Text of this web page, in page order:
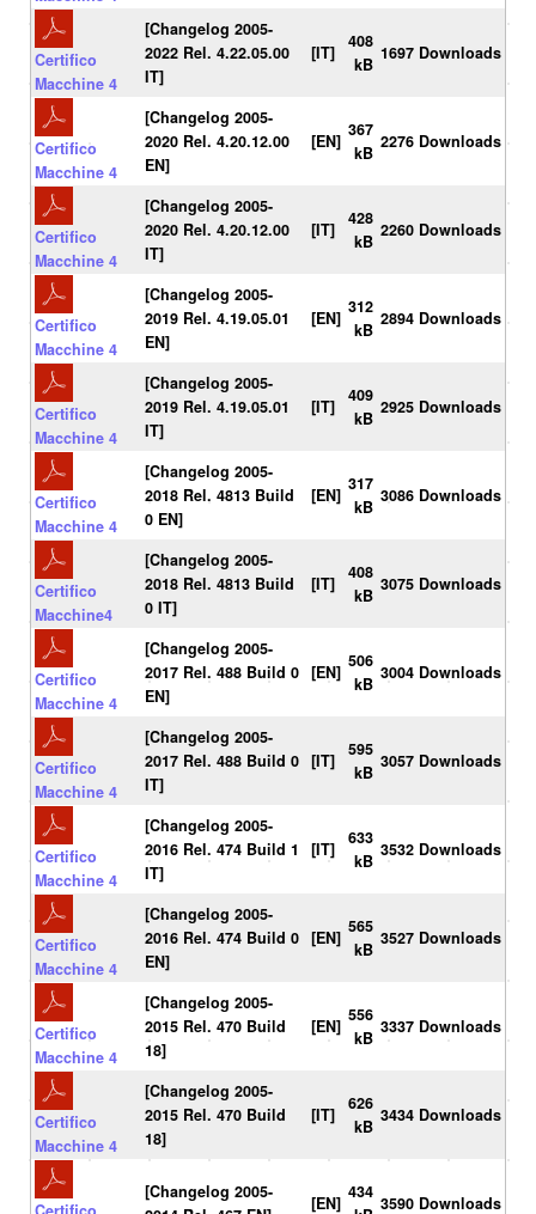
Certifico
Macchine 4
[Changelog 2005-
2022 Rel. 4.22.05.00
IT]
[IT]
408
kB
1697 Downloads
Certifico
Macchine 4
[Changelog 2005-
2020 Rel. 4.20.12.00
EN]
[EN]
367
kB
2276 Downloads
Certifico
Macchine 4
[Changelog 2005-
2020 Rel. 4.20.12.00
IT]
[IT]
428
kB
2260 Downloads
Certifico
Macchine 4
[Changelog 2005-
2019 Rel. 4.19.05.01
EN]
[EN]
312
kB
2894 Downloads
Certifico
Macchine 4
[Changelog 2005-
2019 Rel. 4.19.05.01
IT]
[IT]
409
kB
2925 Downloads
Certifico
Macchine 4
[Changelog 2005-
2018 Rel. 4813 Build
0 EN]
[EN]
317
kB
3086 Downloads
Certifico
Macchine4
[Changelog 2005-
2018 Rel. 4813 Build
0 IT]
[IT]
408
kB
3075 Downloads
Certifico
Macchine 4
[Changelog 2005-
2017 Rel. 488 Build 0
EN]
[EN]
506
kB
3004 Downloads
Certifico
Macchine 4
[Changelog 2005-
2017 Rel. 488 Build 0
IT]
[IT]
595
kB
3057 Downloads
Certifico
Macchine 4
[Changelog 2005-
2016 Rel. 474 Build 1
IT]
[IT]
633
kB
3532 Downloads
Certifico
Macchine 4
[Changelog 2005-
2016 Rel. 474 Build 0
EN]
[EN]
565
kB
3527 Downloads
Certifico
Macchine 4
[Changelog 2005-
2015 Rel. 470 Build
18]
[EN]
556
kB
3337 Downloads
Certifico
Macchine 4
[Changelog 2005-
2015 Rel. 470 Build
18]
[IT]
626
kB
3434 Downloads
[Changelog 2005-
[EN]
434
3590 Downloads